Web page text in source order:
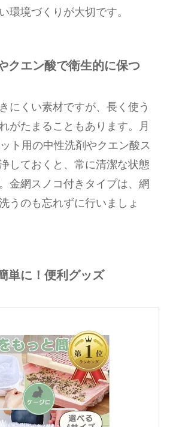
環境づくりが大切です。
クエン酸で衛生的に保つ
にくい素材ですが、長く使う
がたまることもあります。月
ト用の中性洗剤やクエン酸ス
しておくと、常に清潔な状態
金網スノコ付きタイプは、網
うのも忘れずに行いましょ
単に！便利グッズ